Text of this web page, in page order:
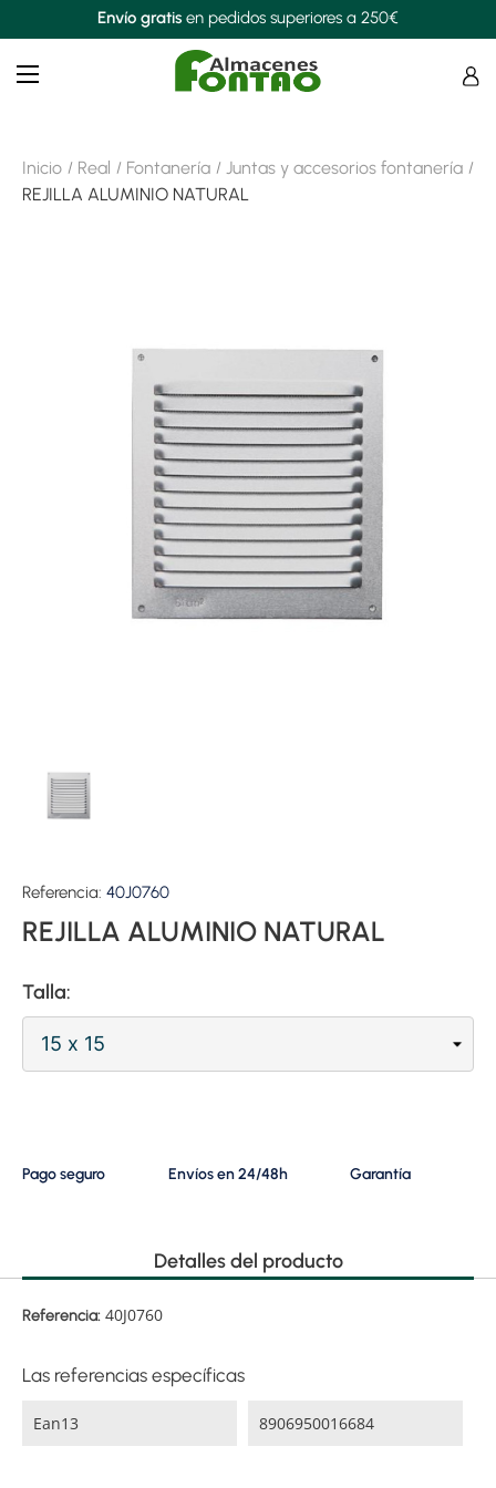
Envío gratis en pedidos superiores a 250€
Navegación
☰
Inicio Real Fontanería
Juntas y accesorios fontanería
REJILLA ALUMINIO NATURAL
Referencia: 40J0760
REJILLA ALUMINIO NATURAL
Talla:
Pago seguro Envíos en 24/48h Garantía
Detalles del producto
Referencia: 40J0760
Las referencias específicas
Ean13 8906950016684